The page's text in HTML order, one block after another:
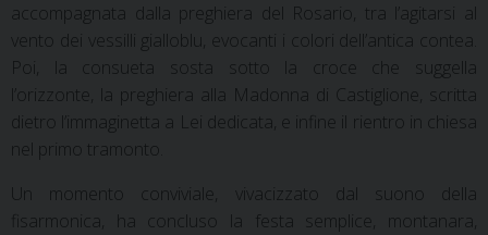
accompagnata dalla preghiera del Rosario, tra l’agitarsi al
vento dei vessilli gialloblu, evocanti i colori dell’antica contea.
Poi, la consueta sosta sotto la croce che suggella
l’orizzonte, la preghiera alla Madonna di Castiglione, scritta
dietro l’immaginetta a Lei dedicata, e infine il rientro in chiesa
nel primo tramonto.
Un momento conviviale, vivacizzato dal suono della
fisarmonica, ha concluso la festa semplice, montanara,